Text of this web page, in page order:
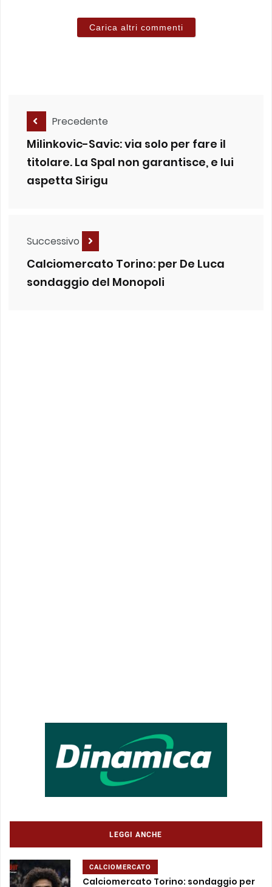
Carica altri commenti
Precedente
Milinkovic-Savic: via solo per fare il
titolare. La Spal non garantisce, e lui
aspetta Sirigu
Successivo
Calciomercato Torino: per De Luca
sondaggio del Monopoli
LEGGI ANCHE
CALCIOMERCATO
Calciomercato Torino: sondaggio per